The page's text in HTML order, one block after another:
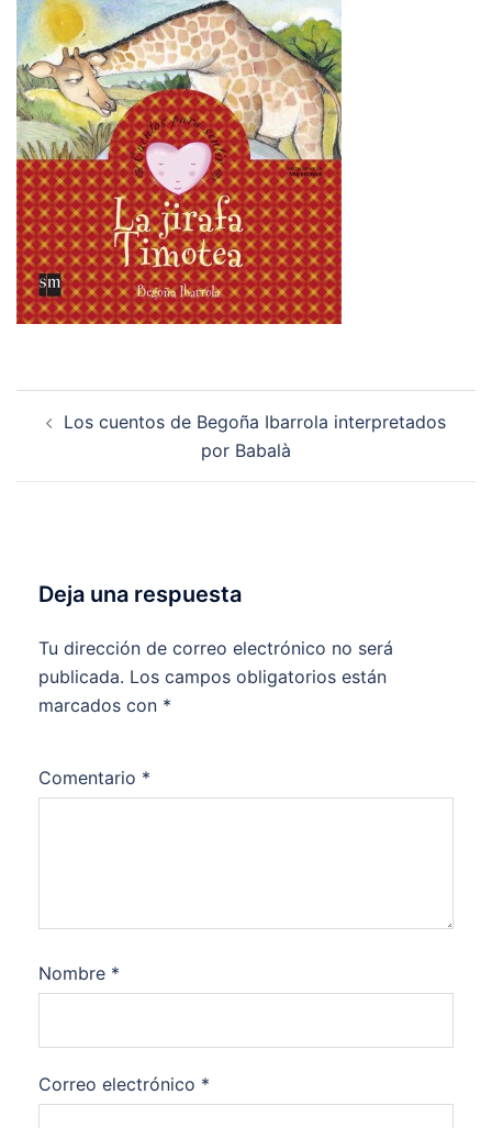
de
Los cuentos de Begoña Ibarrola interpretados
por Babalà
Deja una respuesta
Tu dirección de correo electrónico no será
publicada. Los campos obligatorios están
marcados con *
Comentario *
Nombre *
Correo electrónico *